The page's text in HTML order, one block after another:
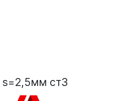
s=2,5мм ст3